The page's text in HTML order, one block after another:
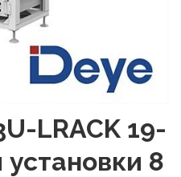
LRACK 19-
8